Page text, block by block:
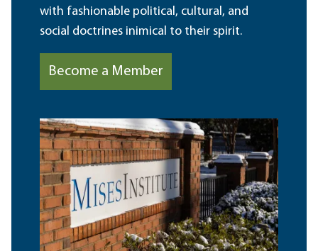
with fashionable political, cultural, and
social doctrines inimical to their spirit.
Become a Member